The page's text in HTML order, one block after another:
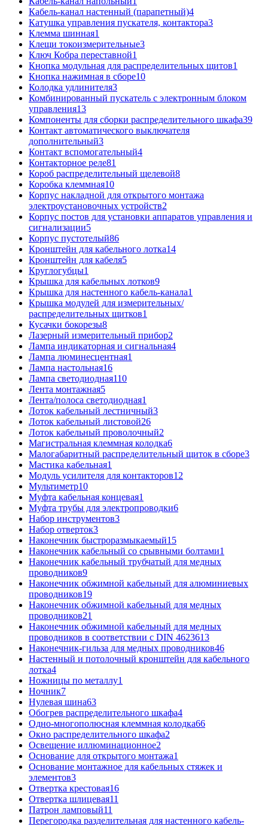
Кабель-канал настенный (парапетный)4
Катушка управления пускателя, контактора3
Клемма шинная1
Клещи токоизмерительные3
Ключ Кобра переставной1
Кнопка модульная для распределительных щитов1
Кнопка нажимная в сборе10
Колодка удлинителя3
Комбинированный пускатель с электронным блоком
управления13
Компоненты для сборки распределительного шкафа39
Контакт автоматического выключателя
дополнительный3
Контакт вспомогательный4
Контакторное реле81
Короб распределительный щелевой8
Коробка клеммная10
Корпус накладной для открытого монтажа
электроустановочных устройств2
Корпус постов для установки аппаратов управления и
сигнализации5
Корпус пустотелый86
Кронштейн для кабельного лотка14
Кронштейн для кабеля5
Круглогубцы1
Крышка для кабельных лотков9
Крышка для настенного кабель-канала1
Крышка модулей для измерительных/
распределительных щитков1
Кусачки бокорезы8
Лазерный измерительный прибор2
Лампа индикаторная и сигнальная4
Лампа люминесцентная1
Лампа настольная16
Лампа светодиодная110
Лента монтажная5
Лента/полоса светодиодная1
Лоток кабельный лестничный3
Лоток кабельный листовой26
Лоток кабельный проволочный2
Магистральная клеммная колодка6
Малогабаритный распределительный щиток в сборе3
Мастика кабельная1
Модуль усилителя для контакторов12
Мультиметр10
Муфта кабельная концевая1
Муфта трубы для электропроводки6
Набор инструментов3
Набор отверток3
Наконечник быстроразмыкаемый15
Наконечник кабельный со срывными болтами1
Наконечник кабельный трубчатый для медных
проводников9
Наконечник обжимной кабельный для алюминиевых
проводников19
Наконечник обжимной кабельный для медных
проводников21
Наконечник обжимной кабельный для медных
проводников в соответствии с DIN 4623613
Наконечник-гильза для медных проводников46
Настенный и потолочный кронштейн для кабельного
лотка4
Ножницы по металлу1
Ночник7
Нулевая шина63
Обогрев распределительного шкафа4
Одно-многополюсная клеммная колодка66
Окно распределительного шкафа2
Освещение иллюминационное2
Основание для открытого монтажа1
Основание монтажное для кабельных стяжек и
элементов3
Отвертка крестовая16
Отвертка шлицевая11
Патрон ламповый11
Перегородка разделительная для настенного кабель-